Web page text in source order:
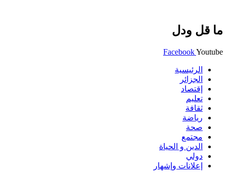
ما قل ودل
FacebookYoutube
الرئيسية
الجزائر
إقتصاد
تعليم
ثقافة
رياضة
صحة
مجتمع
الدين و الحياة
دولي
إعلانات وإشهار